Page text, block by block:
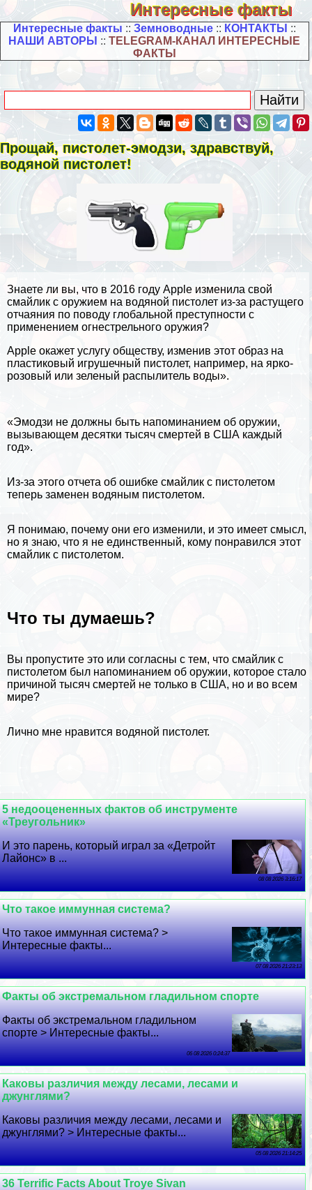
Интересные факты
Интересные факты :: Земноводные:: КОНТАКТЫ ::
НАШИ АВТОРЫ ::TELEGRAM-КАНАЛ ИНТЕРЕСНЫЕ
ФАКТЫ
Прощай, пистолет-эмодзи, здравствуй,
водяной пистолет!
Знаете ли вы, что в 2016 году Apple изменила свой
смайлик с оружием на водяной пистолет из-за растущего
отчаяния по поводу глобальной преступности с
применением огнестрельного оружия?
Apple окажет услугу обществу, изменив этот образ на
пластиковый игрушечный пистолет, например, на ярко-
розовый или зеленый распылитель воды».
«Эмодзи не должны быть напоминанием об оружии,
вызывающем десятки тысяч cмepтей в США каждый
год».
Из-за этого отчета об ошибке смайлик с пистолетом
теперь заменен водяным пистолетом.
Я понимаю, почему они его изменили, и это имеет смысл,
но я знаю, что я не единственный, кому понравился этот
смайлик с пистолетом.
Что ты думаешь?
Вы пропустите это или согласны с тем, что смайлик с
пистолетом был напоминанием об оружии, которое стало
причиной тысяч cмepтей не только в США, но и во всем
мире?
Лично мне нравится водяной пистолет.
5 недооцененных фактов об инструменте
«Треугольник»
И это парень, который играл за «Детройт
Лайонс» в ...
08 08 2026 3:16:17
Что такое иммунная система?
Что такое иммунная система? >
Интересные факты...
07 08 2026 21:23:13
Факты об экстремальном гладильном спорте
Факты об экстремальном гладильном
спорте > Интересные факты...
06 08 2026 0:24:37
Каковы различия между лесами, лесами и
джунглями?
Каковы различия между лесами, лесами и
джунглями? > Интересные факты...
05 08 2026 21:14:25
36 Terrific Facts About Troye Sivan